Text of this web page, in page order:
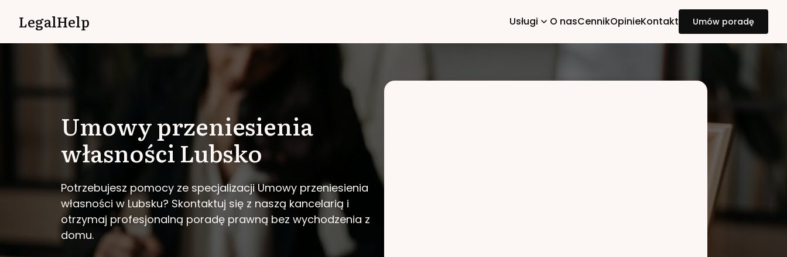
LegalHelp Usługi O nasCennikOpinieKontakt Umów poradę
Umowy przeniesienia
własnościLubsko
Potrzebujesz pomocy ze specjalizacji Umowy przeniesienia
własności w Lubsku? Skontaktuj się z naszą kancelarią i
otrzymaj profesjonalną poradę prawną bez wychodzenia z
domu.